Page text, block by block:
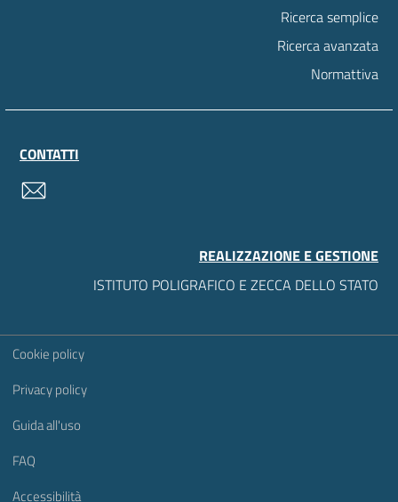
Ricerca semplice
Ricerca avanzata
Normattiva
CONTATTI
REALIZZAZIONE E GESTIONE
ISTITUTO POLIGRAFICO E ZECCA DELLO STATO
Sezione Link Utili
Cookie policy
Privacy policy
Guida all'uso
FAQ
Accessibilità